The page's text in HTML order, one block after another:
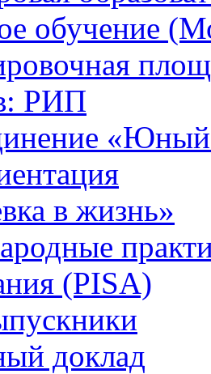
обучение
РИП
«Юный
в жизнь»
(PISA)
доклад